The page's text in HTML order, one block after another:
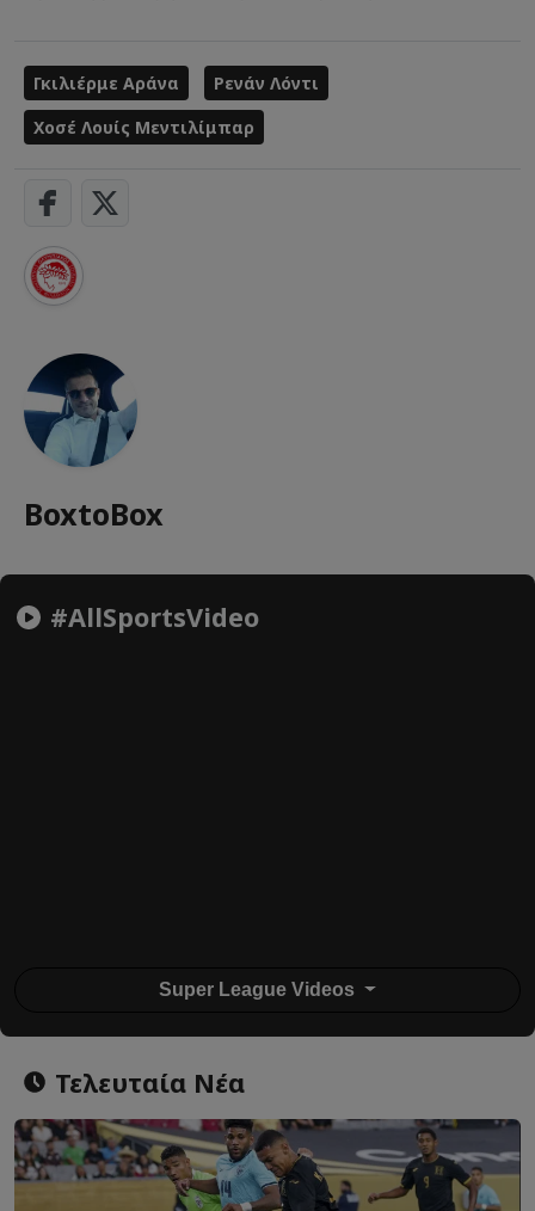
Γκιλιέρμε Αράνα
Ρενάν Λόντι
Χοσέ Λουίς Μεντιλίμπαρ
BoxtoBox
#AllSportsVideo
Super League Videos
Τελευταία Νέα